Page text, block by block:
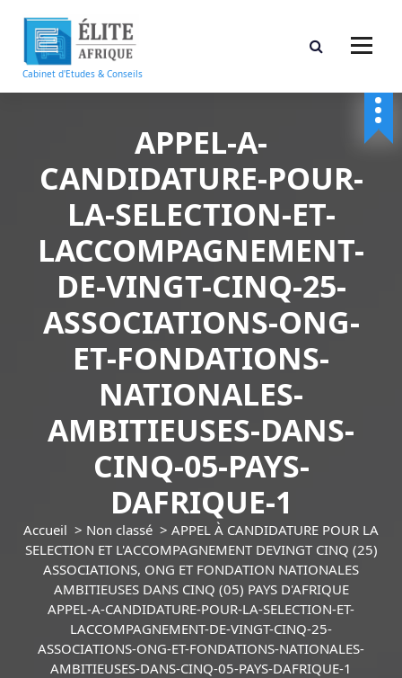
r
Cabinet d'Etudes & Conseils
APPEL-A-
CANDIDATURE-POUR-
LA-SELECTION-ET-
LACCOMPAGNEMENT-
DE-VINGT-CINQ-25-
ASSOCIATIONS-ONG-
ET-FONDATIONS-
NATIONALES-
AMBITIEUSES-DANS-
CINQ-05-PAYS-
DAFRIQUE-1
Accueil > Non classé > APPEL À CANDIDATURE POUR LA
SELECTION ET L'ACCOMPAGNEMENT DEVINGT CINQ (25)
ASSOCIATIONS, ONG ET FONDATION NATIONALES
AMBITIEUSES DANS CINQ (05) PAYS D'AFRIQUE
APPEL-A-CANDIDATURE-POUR-LA-SELECTION-ET-
LACCOMPAGNEMENT-DE-VINGT-CINQ-25-
ASSOCIATIONS-ONG-ET-FONDATIONS-NATIONALES-
AMBITIEUSES-DANS-CINQ-05-PAYS-DAFRIQUE-1